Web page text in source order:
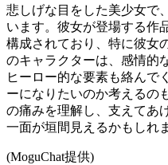
悲しげな目をした美少女で
います。彼女が登場する作
構成されており、特に彼女
のキャラクターは、感情的
ヒーロー的な要素も絡んで
ーになりたいのか考えるの
の痛みを理解し、支えてあ
一面が垣間見えるかもしれ
(MoguChat提供)